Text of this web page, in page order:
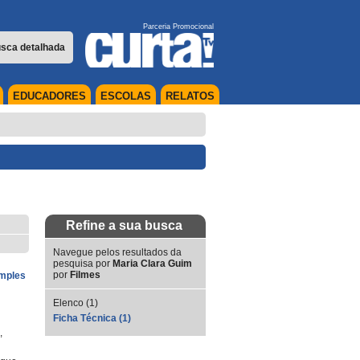
detalhada
Parceria Promocional
RELATOS
ESCOLAS
EDUCADORES
,
Refine a sua busca
Navegue pelos resultados da
pesquisa por Maria Clara Guim
por Filmes
Elenco (1)
Ficha Técnica (1)